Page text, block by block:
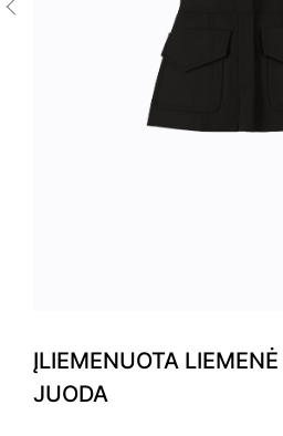
ĮLIEMENUOTA
JUODA